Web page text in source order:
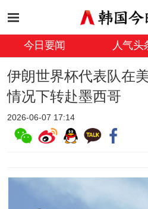
今日要闻 人气头
伊朗世界杯代表队在
情况下转赴墨西哥
2026-06-07 17:14